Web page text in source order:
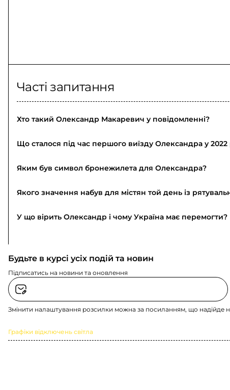
Часті запитання
Хто такий Олександр Макаревич у повідомленні?
Що сталося під час першого виїзду Олександра у 2022
Яким був символ бронежилета для Олександра?
Якого значення набув для містян той день із
У що вірить Олександр і чому Україна має перемогти?
Будьте в курсі усіх подій та новин
Підписатись на новини та оновлення
Змінити налаштування розсилки можна за посиланням, що надійде
Графіки відключень світла